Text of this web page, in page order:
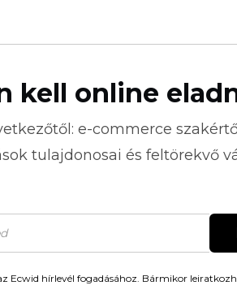
kell online
e-commerce
tulajdonosai és feltörekvő
Ecwid hírlevél fogadásához. Bármikor